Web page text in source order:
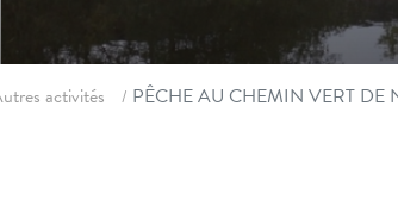
activités PÊCHE AU CHEMIN VERT